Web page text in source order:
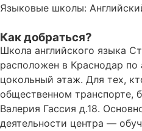
Языковые школы:
Как добраться?
Школа английского языка
расположен в Краснодар по
цокольный этаж. Для тех,
общественном транспорте,
Валерия Гассия д.18.
деятельности центра —